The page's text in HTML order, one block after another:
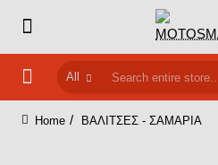
All
Search
store...
ΒΑΛΙΤΣΕΣ - ΣΑΜΑΡΙΑ